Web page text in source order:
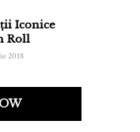
Iconice
Roll
2018